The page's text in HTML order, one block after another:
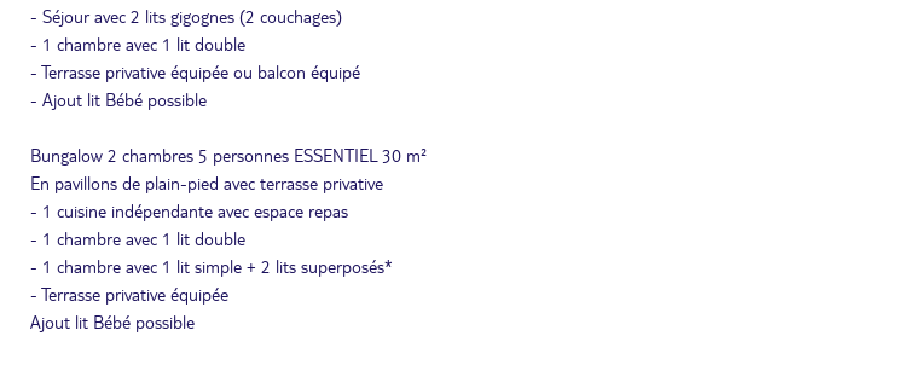
- Séjour avec 2 lits gigognes (2 couchages)
- 1 chambre avec 1 lit double
- Terrasse privative équipée ou balcon équipé
- Ajout lit Bébé possible
Bungalow 2 chambres 5 personnes ESSENTIEL 30 m²
En pavillons de plain-pied avec terrasse privative
- 1 cuisine indépendante avec espace repas
- 1 chambre avec 1 lit double
- 1 chambre avec 1 lit simple + 2 lits superposés*
- Terrasse privative équipée
Ajout lit Bébé possible